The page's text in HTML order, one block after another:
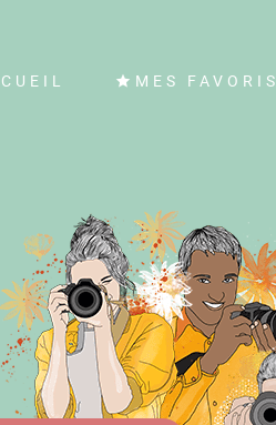
MES FAVORIS